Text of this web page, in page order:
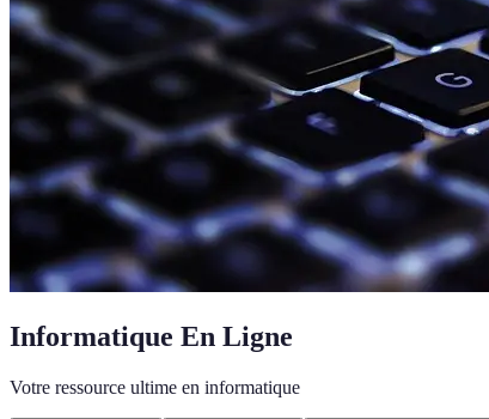
Informatique En Ligne
Votre ressource ultime en informatique